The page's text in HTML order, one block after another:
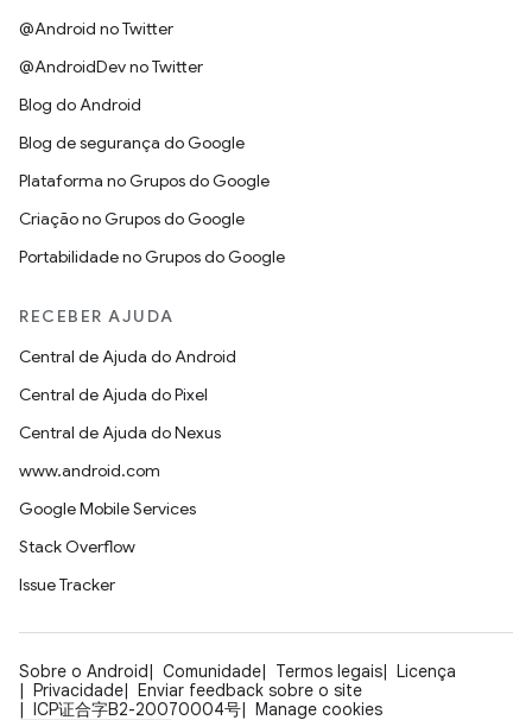
@Android no Twitter
@AndroidDev no Twitter
Blog do Android
Blog de segurança do Google
Plataforma no Grupos do Google
Criação no Grupos do Google
Portabilidade no Grupos do Google
RECEBER AJUDA
Central de Ajuda do Android
Central de Ajuda do Pixel
Central de Ajuda do Nexus
www.android.com
Google Mobile Services
Stack Overflow
Issue Tracker
Sobre o Android Comunidade Termos legais
Licença
Privacidade
Enviar feedback sobre o site
ICP证合字B2-20070004号
Manage cookies